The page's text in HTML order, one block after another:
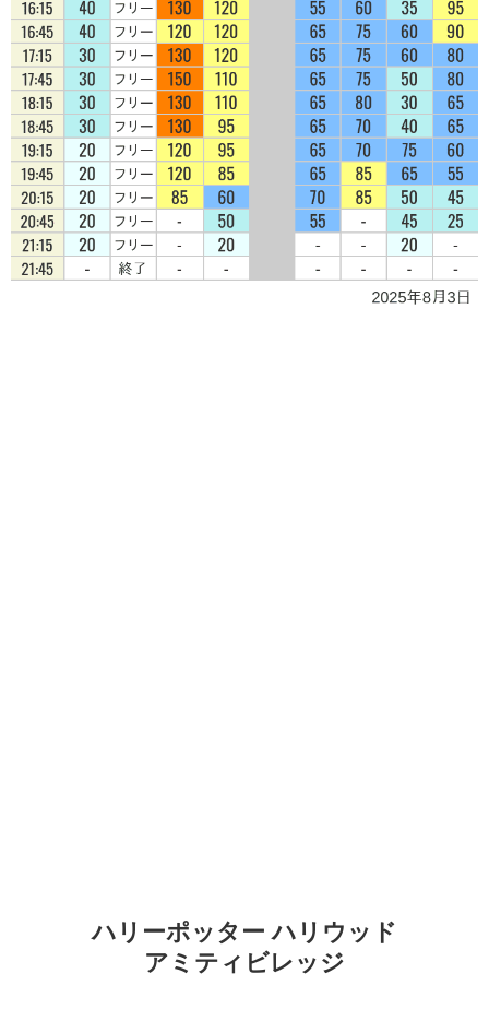
ハリーポッター ハリウッド
アミティビレッジ